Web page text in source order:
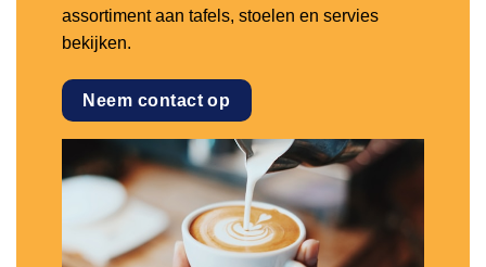
assortiment aan tafels, stoelen en servies
bekijken.
Neem contact op